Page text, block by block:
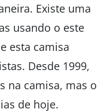
Existe uma
usando o este
esta camisa
Desde 1999,
na camisa, mas o
de hoje.